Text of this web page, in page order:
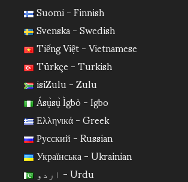
Suomi - Finnish
Svenska - Swedish
Tiếng Việt - Vietnamese
Türkçe - Turkish
isiZulu - Zulu
Ásụ̀sụ̀ Ìgbò - Igbo
Ελληνικά - Greek
Русский - Russian
Українська - Ukrainian
اردو - Urdu